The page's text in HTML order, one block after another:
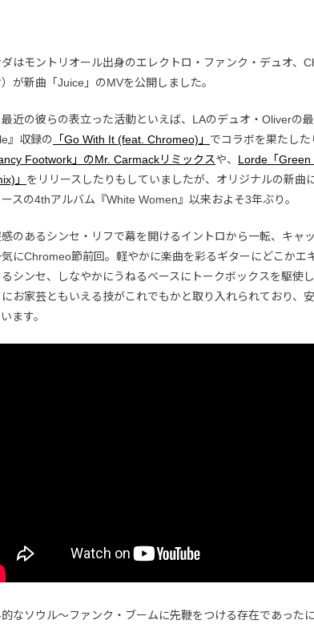
ダはモントリオール出身のエレクトロ・ファンク・デュオ、
）が新曲「Juice」のMVを公開しました。
最近の彼らの表立った活動といえば、LAのデュオ・Oliverの
』収録の
「Go With It (feat. Chromeo)」 でコラボを果たし
Footwork」のMr. Carmackリミックスや、 Lorde「
」 をリリースしたりもしていましたが、オリジナルの新曲
ースの4thアルバム『White Women』以来およそ3年ぶり。
のあるシンセ・リフで幕を開けるイントロから一転、キャ
気にChromeo節前回。軽やかに楽曲を彩るギターにどこかエ
るシンセ、しなやかにうねるベースにトークボックスを駆使し
にお家芸ともいえる技がこれでもかと取り入れられており、
ます。
なソウル〜ファンク・ブームに先鞭をつける存在であった